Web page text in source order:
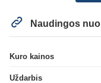
Naudingos
Kuro kainos
Uždarbis